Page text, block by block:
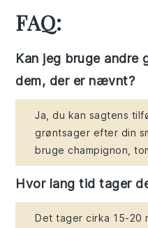
FAQ:
Kan jeg bruge andre
dem, der er nævnt?
Ja, du kan sagtens
grøntsager efter din
bruge champignon,
Hvor lang tid tager
Det tager cirka 15-20